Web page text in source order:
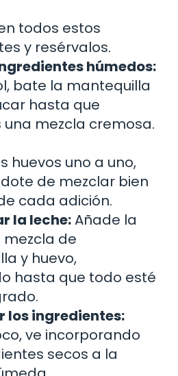
todos estos
y resérvalos.
húmedos:
bate la mantequilla
hasta que
mezcla cremosa.
huevos uno a uno,
de mezclar bien
cada adición.
la leche:Añade la
mezcla de
y huevo,
hasta que todo esté
los ingredientes:
ve incorporando
secos a la